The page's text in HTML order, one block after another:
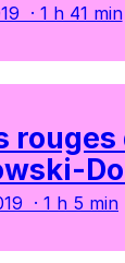
· 1 h 41 min
rouges
· 1 h 5 min